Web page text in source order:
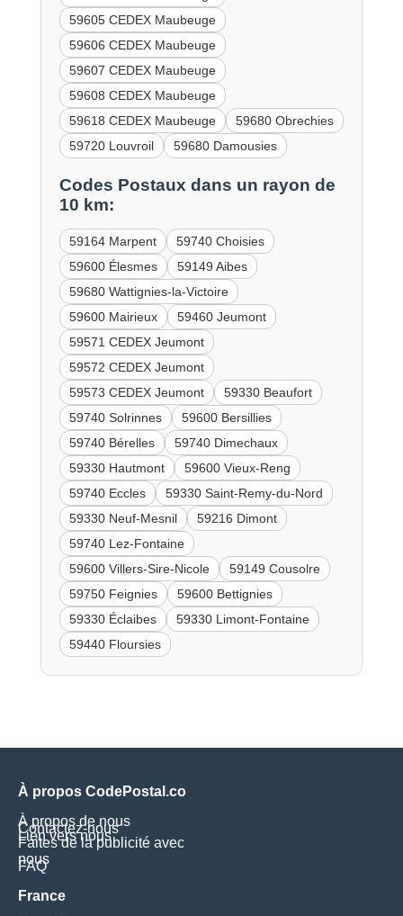
59605 CEDEX Maubeuge
59606 CEDEX Maubeuge
59607 CEDEX Maubeuge
59608 CEDEX Maubeuge
59618 CEDEX Maubeuge
59680 Obrechies
59720 Louvroil
59680 Damousies
Codes Postaux dans un rayon de
10 km:
59164 Marpent
59740 Choisies
59600 Élesmes
59149 Aibes
59680 Wattignies-la-Victoire
59600 Mairieux
59460 Jeumont
59571 CEDEX Jeumont
59572 CEDEX Jeumont
59573 CEDEX Jeumont
59330 Beaufort
59740 Solrinnes
59600 Bersillies
59740 Bérelles
59740 Dimechaux
59330 Hautmont
59600 Vieux-Reng
59740 Eccles
59330 Saint-Remy-du-Nord
59330 Neuf-Mesnil
59216 Dimont
59740 Lez-Fontaine
59600 Villers-Sire-Nicole
59149 Cousolre
59750 Feignies
59600 Bettignies
59330 Éclaibes
59330 Limont-Fontaine
59440 Floursies
À propos CodePostal.co
À propos de nous
Contactez-nous
Lien vers nous
Faites de la publicité avec
nous
FAQ
France